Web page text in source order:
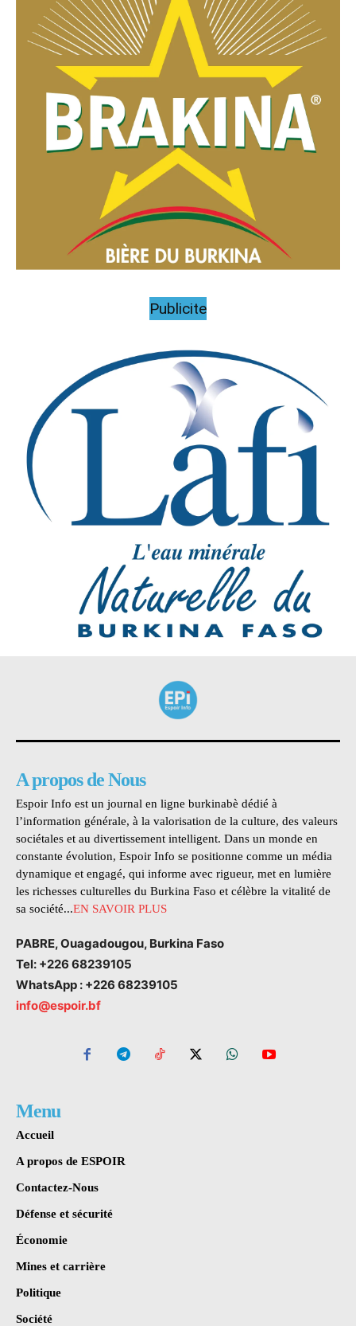
Publicite
A propos de Nous
Espoir Info est un journal en ligne burkinabè dédié à
l’information générale, à la valorisation de la culture, des valeurs
sociétales et au divertissement intelligent. Dans un monde en
constante évolution, Espoir Info se positionne comme un média
dynamique et engagé, qui informe avec rigueur, met en lumière
les richesses culturelles du Burkina Faso et célèbre la vitalité de
sa société...EN SAVOIR PLUS
PABRE, Ouagadougou, Burkina Faso
Tel: +226 68239105
WhatsApp : +226 68239105
info@espoir.bf
Menu
Accueil
A propos de ESPOIR
Contactez-Nous
Défense et sécurité
Économie
Mines et carrière
Politique
Société